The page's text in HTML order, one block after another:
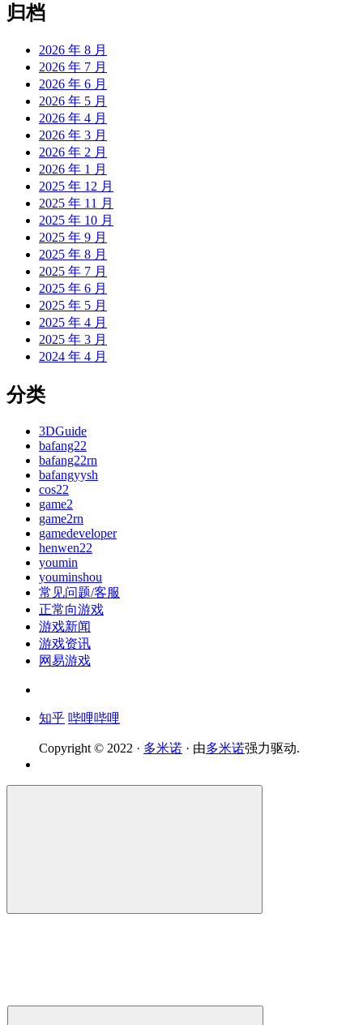
归档
2026 年 8 月
2026 年 7 月
2026 年 6 月
2026 年 5 月
2026 年 4 月
2026 年 3 月
2026 年 2 月
2026 年 1 月
2025 年 12 月
2025 年 11 月
2025 年 10 月
2025 年 9 月
2025 年 8 月
2025 年 7 月
2025 年 6 月
2025 年 5 月
2025 年 4 月
2025 年 3 月
2024 年 4 月
分类
3DGuide
bafang22
bafang22rn
bafangyysh
cos22
game2
game2rn
gamedeveloper
henwen22
youmin
youminshou
常见问题/客服
正常向游戏
游戏新闻
游戏资讯
网易游戏
知乎 哔哩哔哩
Copyright © 2022 · 多米诺 · 由多米诺强力驱动.